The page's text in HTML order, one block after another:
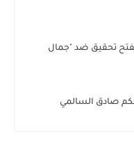
بفتح تحقيق ضد "جمال
صادق السالمي